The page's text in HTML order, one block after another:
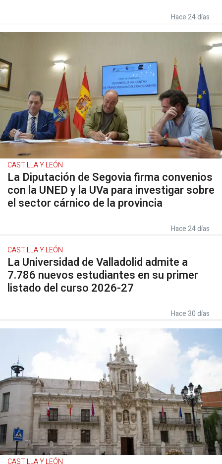
Hace 24 días
CASTILLA Y LEÓN
La Diputación de Segovia firma convenios
con la UNED y la UVa para investigar sobre
el sector cárnico de la provincia
Hace 24 días
CASTILLA Y LEÓN
La Universidad de Valladolid admite a
7.786 nuevos estudiantes en su primer
listado del curso 2026-27
Hace 30 días
CASTILLA Y LEÓN